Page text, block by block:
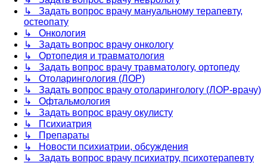
↳ Задать вопрос врачу мануальному терапевту,
остеопату
↳ Онкология
↳ Задать вопрос врачу онкологу
↳ Ортопедия и травматология
↳ Задать вопрос врачу травматологу, ортопеду
↳ Отоларингология (ЛОР)
↳ Задать вопрос врачу отоларингологу (ЛОР-врачу)
↳ Офтальмология
↳ Задать вопрос врачу окулисту
↳ Психиатрия
↳ Препараты
↳ Новости психиатрии, обсуждения
↳ Задать вопрос врачу психиатру, психотерапевту